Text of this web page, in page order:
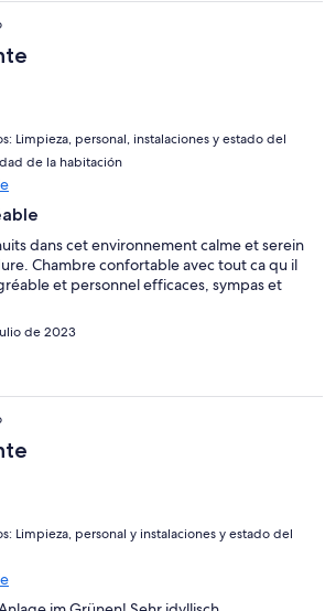
Limpieza, personal, instalaciones y estado del
de la habitación
dans cet environnement calme et serein
Chambre confortable avec tout ca qu il
et personnel efficaces, sympas et
de 2023
Limpieza, personal y instalaciones y estado del